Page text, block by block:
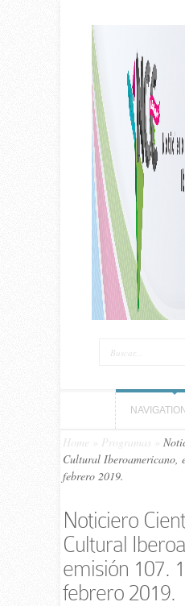
Home Programas
Cultural Iberoamericano,
febrero 2019.
Noticiero
Cultural
emisión 107.
febrero 2019.